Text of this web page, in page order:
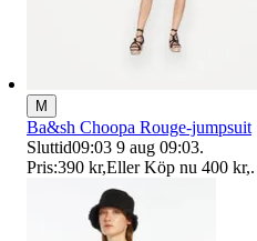
M
Ba&sh Choopa Rouge-jumpsuit
Sluttid09:03 9 aug 09:03.
Pris:390 kr,Eller Köp nu 400 kr,.